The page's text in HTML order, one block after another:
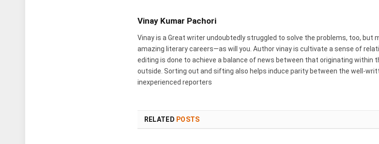
Vinay Kumar Pachori
Vinay is a Great writer undoubtedly struggled to solve the problems, too, but
amazing literary careers—as will you. Author vinay is cultivate a sense of
editing is done to achieve a balance of news between that originating within
outside. Sorting out and sifting also helps induce parity between the well-
inexperienced reporters
RELATED POSTS